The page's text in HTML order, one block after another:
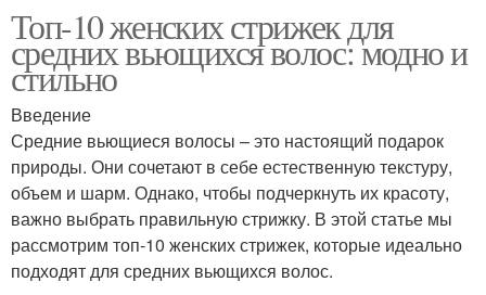
Топ-10 женских стрижек для
средних вьющихся волос: модно и
стильно
Введение
Средние вьющиеся волосы – это настоящий подарок
природы. Они сочетают в себе естественную текстуру,
объем и шарм. Однако, чтобы подчеркнуть их красоту,
важно выбрать правильную стрижку. В этой статье мы
рассмотрим топ-10 женских стрижек, которые идеально
подходят для средних вьющихся волос.